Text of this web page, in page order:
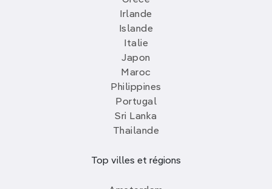
Irlande
Islande
Italie
Japon
Maroc
Philippines
Portugal
Sri Lanka
Thailande
Top villes et régions